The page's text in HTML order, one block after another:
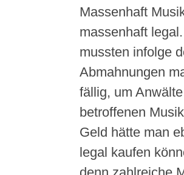
Massenhaft
massenhaft
mussten infolge
Abmahnungen
fällig, um
betroffenen
Geld hätte man
legal kaufen